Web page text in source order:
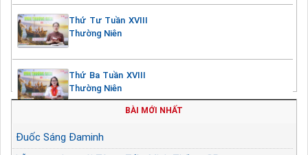
Thứ Tư Tuần XVIII
Thường Niên
Thứ Ba Tuần XVIII
Thường Niên
BÀI MỚI NHẤT
Đuốc Sáng Đaminh